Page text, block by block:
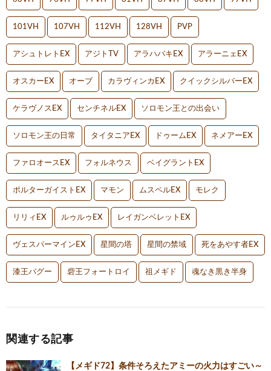
101VH 107VH 112VH 128VH PVP
アシュトレトEX アジトTV アラハバキEX アラーニェEX
オスカーEX オーブ カラヴィンカEX クイックシルバーEX
ケラヴノスEX センチネルEX ソロモン王との出会い
ソロモン王の日常 タイタニアEX ドゥームEX ネメアーEX
ファロオースEX フォルネウス ベイグラントEX
ポルターガイストEX マモン ムスペルEX モレク
リリィEX ルゥルゥEX レイガンベレットEX
ヴェスパーマインEX 星間の塔 星間の禁域 死をあやす者EX
漆王バグー 砦王フォートロイ 祖メギド 魂なき黒き半身
関連する記事
【メギド72】条件そろえたアミーの火力はすごい～